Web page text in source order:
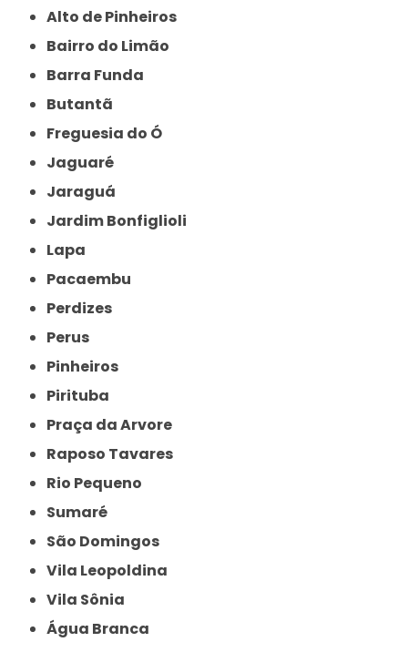
Alto de Pinheiros
Bairro do Limão
Barra Funda
Butantã
Freguesia do Ó
Jaguaré
Jaraguá
Jardim Bonfiglioli
Lapa
Pacaembu
Perdizes
Perus
Pinheiros
Pirituba
Praça da Arvore
Raposo Tavares
Rio Pequeno
Sumaré
São Domingos
Vila Leopoldina
Vila Sônia
Água Branca